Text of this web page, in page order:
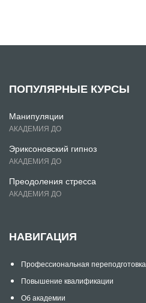
ПОПУЛЯРНЫЕ КУРСЫ
Манипуляции
АКАДЕМИЯ ДО
Эриксоновский гипноз
АКАДЕМИЯ ДО
Преодоления стресса
АКАДЕМИЯ ДО
НАВИГАЦИЯ
Профессиональная переподготовка
Повышение квалификации
Об академии